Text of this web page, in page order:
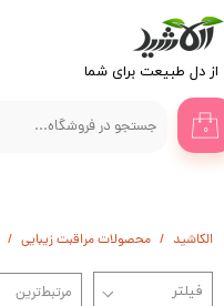
​​​از دل طبیعت برای شما
۰
حساب کاربری من
تغییر گذر واژه
سفارشات
الکاشید محصولات مراقبت زیبایی
مرتبط‌ترین